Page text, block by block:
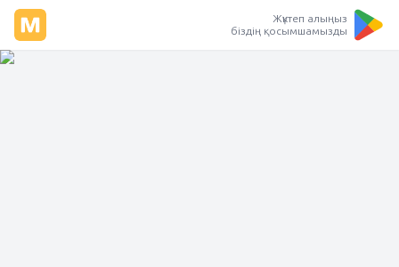
Жүктеп алыңыз
біздің қосымшамызды